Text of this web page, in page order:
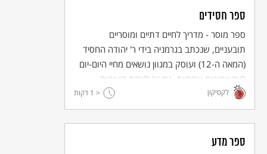
ספר חסידים
ספר מוסר - מדריך לחיים דתיים ומוסריים
תובעניים, שנכתב בגרמניה בידי ר' יהודה החסיד
(המאה ה-12) ועוסק במגוון נושאים מחיי היום-יום
לצד אמונות עממיות. נחשב לאחת היצירות
המקוריות של יהדות אשכנז.
לקסיקון < 1 דקות
ספר מדע